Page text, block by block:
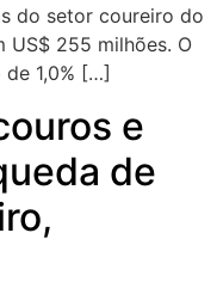
do setor coureiro do
US$ 255 milhões. O
de 1,0% […]
e
de